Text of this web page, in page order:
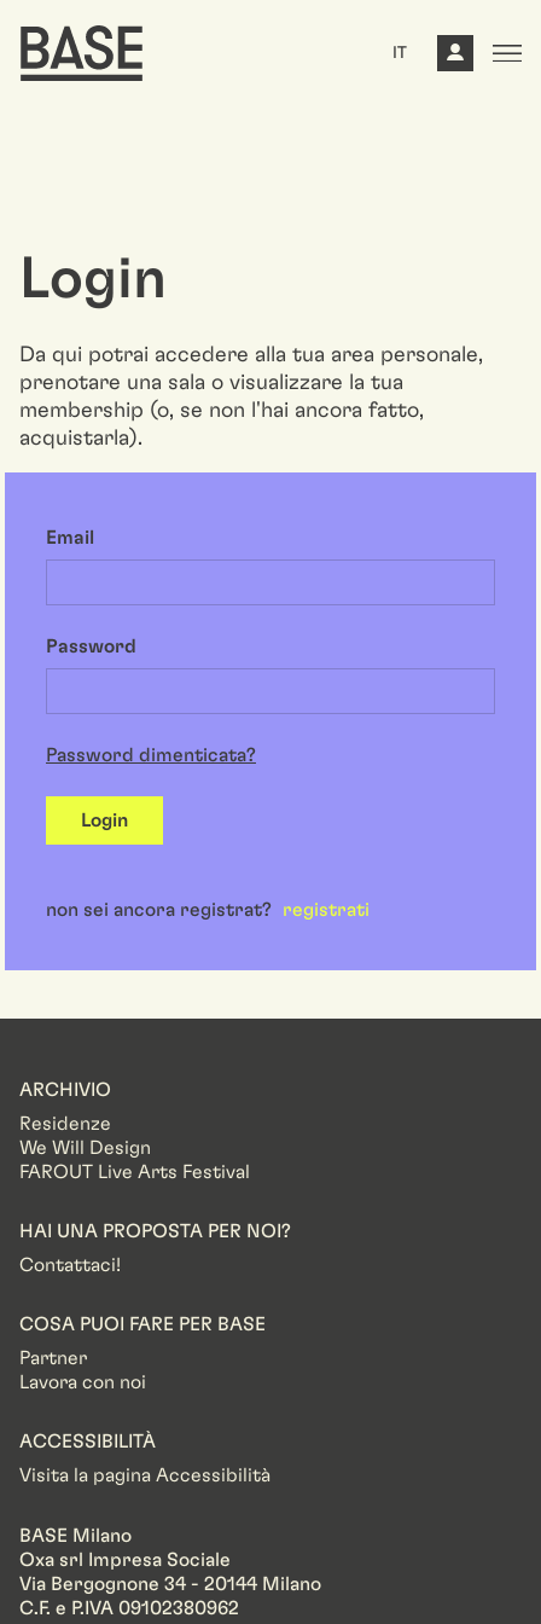
IT
Login
Da qui potrai accedere alla tua area personale,
prenotare una sala o visualizzare la tua
membership (o, se non l'hai ancora fatto,
acquistarla).
Email
Password
Password dimenticata?
Login
non sei ancora registrat? registrati
ARCHIVIO
Residenze
We Will Design
FAROUT Live Arts Festival
HAI UNA PROPOSTA PER NOI?
Contattaci!
COSA PUOI FARE PER BASE
Partner
Lavora con noi
ACCESSIBILITÀ
Visita la pagina Accessibilità
BASE Milano
Oxa srl Impresa Sociale
Via Bergognone 34 - 20144 Milano
C.F. e P.IVA 09102380962